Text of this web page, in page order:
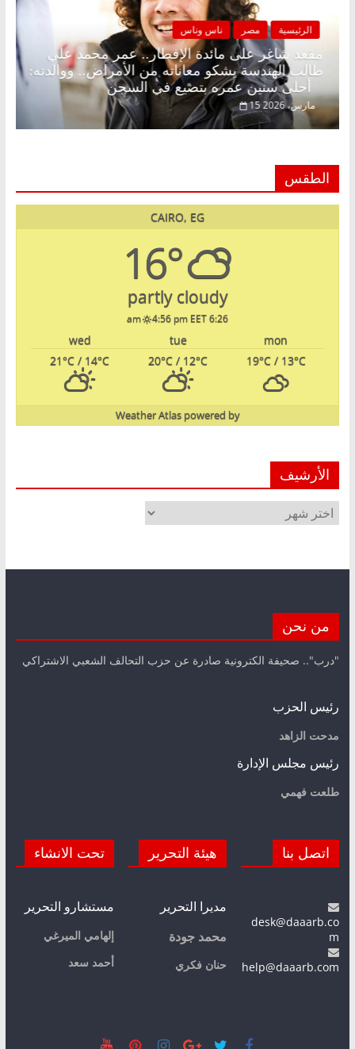
الرئيسية مصر ناس وناس
مقعد شاغر على مائدة الإفطار.. عمر
طالب الهندسة يشكو معاناته من
أحلى سنين عمره بتضيع في السجن
15 مارس، 2026
زينة رمضان.. د.
انتظار حلم
الطقس
CAIRO, EG
16°
partly cloudy
6:26 am
4:56 pm EET
mon
tue
wed
19°C/ 13°C
20°C / 12°C
21°C / 14°C
powered by
Weather Atlas
الأرشيف
الأرشيف
من نحن
"درب".. صحيفة الكترونية صادرة عن حزب التحالف الشعبي الاشتراكي
رئيس الحزب
مدحت الزاهد
رئيس مجلس الإدارة
طلعت فهمي
اتصل بنا
desk@daaarb.co
m
help@daaarb.com
هيئة التحرير
مديرا التحرير
محمد جودة
حنان فكري
تحت الانشاء
مستشارو التحرير
إلهامي الميرغي
أحمد سعد